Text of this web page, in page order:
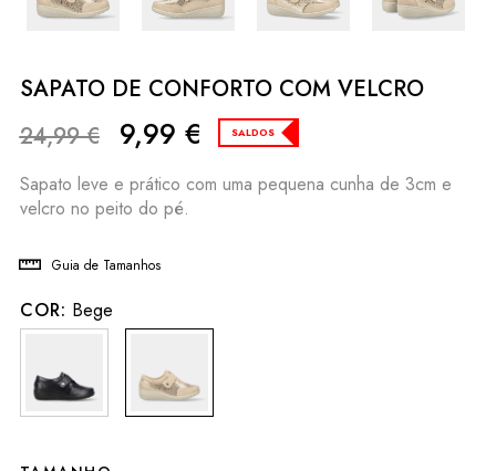
SAPATO DE CONFORTO COM VELCRO
24,99€ 9,99 € SALDOS
Sapato leve e prático com uma pequena cunha de 3cm e
velcro no peito do pé.
Guia de Tamanhos
COR: Bege